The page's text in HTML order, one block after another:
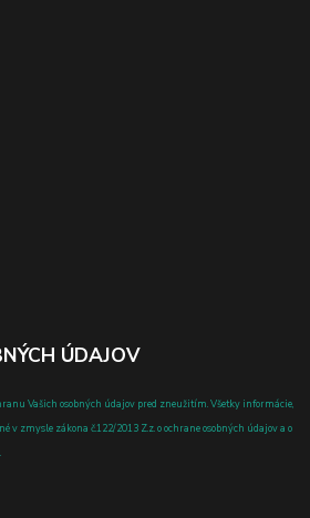
ÚDAJOV
Vašich osobných údajov pred zneužitím. Všetky informácie,
v zmysle zákona č.122/2013 Z.z. o ochrane osobných údajov a o